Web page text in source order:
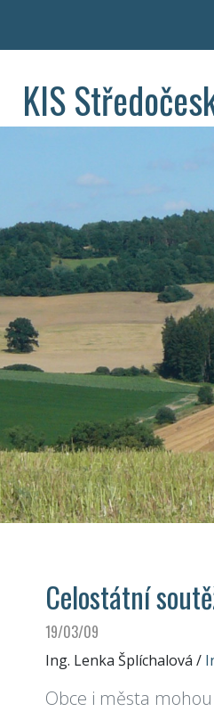
KIS
Celostátní
19/03/09
Ing. Lenka Šplíchalová /
Obce i města